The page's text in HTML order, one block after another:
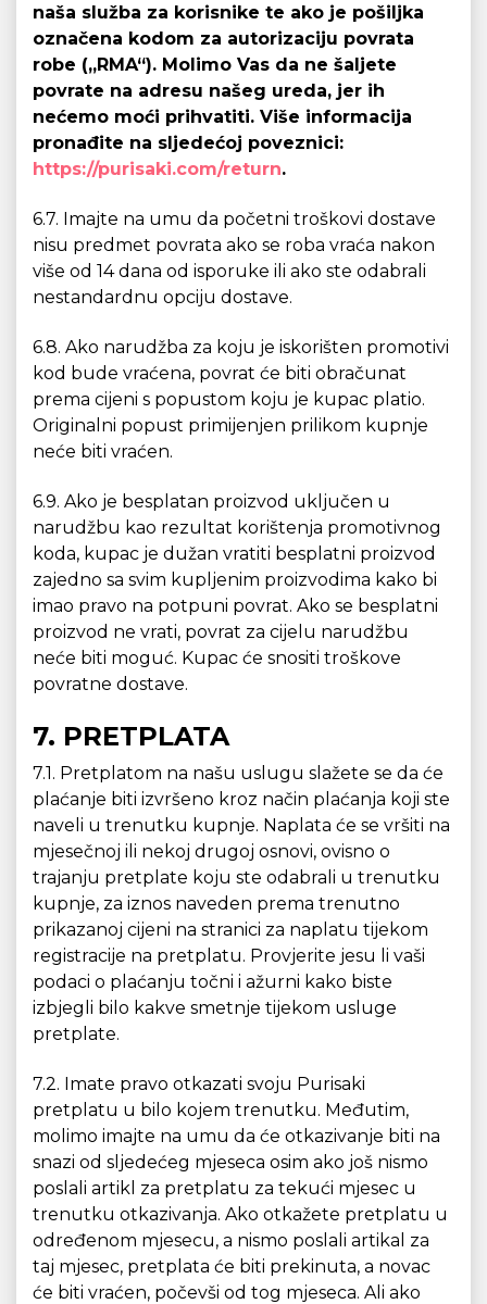
naša služba za korisnike te ako je pošiljka
označena kodom za autorizaciju povrata
robe („RMA“). Molimo Vas da ne šaljete
povrate na adresu našeg ureda, jer ih
nećemo moći prihvatiti. Više informacija
pronađite na sljedećoj poveznici:
https://purisaki.com/return.
6.7. Imajte na umu da početni troškovi dostave
nisu predmet povrata ako se roba vraća nakon
više od 14 dana od isporuke ili ako ste odabrali
nestandardnu opciju dostave.
6.8. Ako narudžba za koju je iskorišten promotivi
kod bude vraćena, povrat će biti obračunat
prema cijeni s popustom koju je kupac platio.
Originalni popust primijenjen prilikom kupnje
neće biti vraćen.
6.9. Ako je besplatan proizvod uključen u
narudžbu kao rezultat korištenja promotivnog
koda, kupac je dužan vratiti besplatni proizvod
zajedno sa svim kupljenim proizvodima kako bi
imao pravo na potpuni povrat. Ako se besplatni
proizvod ne vrati, povrat za cijelu narudžbu
neće biti moguć. Kupac će snositi troškove
povratne dostave.
7. PRETPLATA
7.1. Pretplatom na našu uslugu slažete se da će
plaćanje biti izvršeno kroz način plaćanja koji ste
naveli u trenutku kupnje. Naplata će se vršiti na
mjesečnoj ili nekoj drugoj osnovi, ovisno o
trajanju pretplate koju ste odabrali u trenutku
kupnje, za iznos naveden prema trenutno
prikazanoj cijeni na stranici za naplatu tijekom
registracije na pretplatu. Provjerite jesu li vaši
podaci o plaćanju točni i ažurni kako biste
izbjegli bilo kakve smetnje tijekom usluge
pretplate.
7.2. Imate pravo otkazati svoju Purisaki
pretplatu u bilo kojem trenutku. Međutim,
molimo imajte na umu da će otkazivanje biti na
snazi od sljedećeg mjeseca osim ako još nismo
poslali artikl za pretplatu za tekući mjesec u
trenutku otkazivanja. Ako otkažete pretplatu u
određenom mjesecu, a nismo poslali artikal za
taj mjesec, pretplata će biti prekinuta, a novac
će biti vraćen, počevši od tog mjeseca. Ali ako